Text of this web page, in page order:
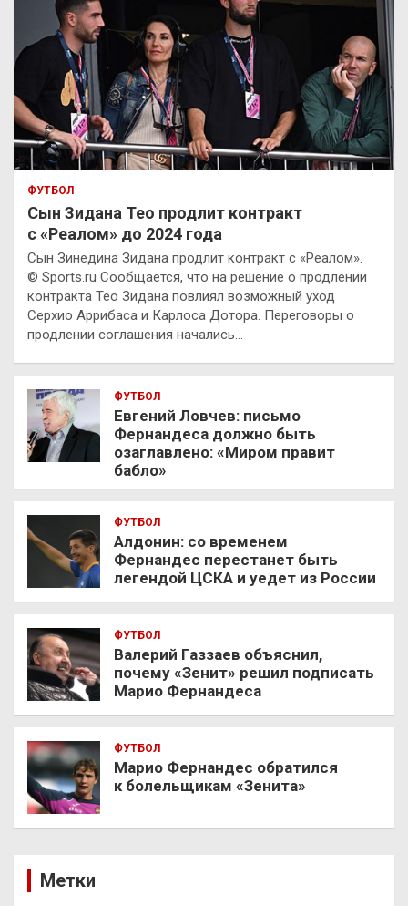
ФУТБОЛ
Сын Зидана Тео продлит контракт
с «Реалом» до 2024 года
Сын Зинедина Зидана продлит контракт с «Реалом».
© Sports.ru Сообщается, что на решение о продлении
контракта Тео Зидана повлиял возможный уход
Серхио Аррибаса и Карлоса Дотора. Переговоры о
продлении соглашения начались…
ФУТБОЛ
Евгений Ловчев: письмо
Фернандеса должно быть
озаглавлено: «Миром правит
бабло»
ФУТБОЛ
Алдонин: со временем
Фернандес перестанет быть
легендой ЦСКА и уедет из России
ФУТБОЛ
Валерий Газзаев объяснил,
почему «Зенит» решил подписать
Марио Фернандеса
ФУТБОЛ
Марио Фернандес обратился
к болельщикам «Зенита»
Метки